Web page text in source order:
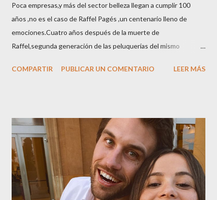
Poca empresas,y más del sector belleza llegan a cumplir 100
años ,no es el caso de Raffel Pagés ,un centenario lleno de
emociones.Cuatro años después de la muerte de
Raffel,segunda generación de las peluquerías del mismo
sector en una cena de reconocimiento.Sus hijas Carolina (CEO
peluquería del grupo.Justo hace unos días Carol Pagés nos
contaba detalles del homenaje en Actualida Rosa en RCE
radio,en el programa que presento todos los jueves de 17 a 18
horas . Carolina y Quionia Pagés Carolina Pagés La cita ,en el
Museu Marítim de BCN ,en las Drassanes reunió a figuras
destacadas del sector,así como clientes, autoridades y medios
COMPARTIR PUBLICAR UN COMENTARIO LEER MÁS